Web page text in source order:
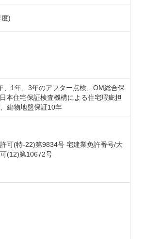
)
、1年、3年のアフター点検、OM総合保
本住宅保証検査機構による住宅瑕疵担
建物地盤保証10年
可(特-22)第9834号 宅建業免許番号/大
(12)第10672号